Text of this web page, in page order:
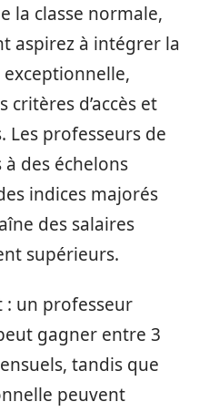
la classe normale,
aspirez à intégrer la
exceptionnelle,
d’accès et
Les professeurs de
à des échelons
indices majorés
des salaires
supérieurs.
: un professeur
gagner entre 3
tandis que
peuvent